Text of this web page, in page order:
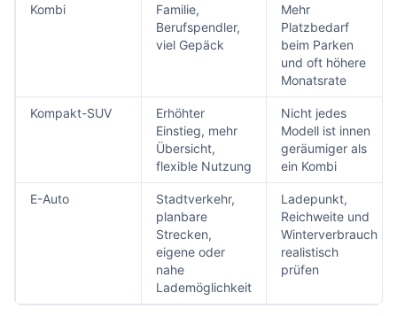
Kombi
Familie,
Berufspendler,
viel Gepäck
Mehr
Platzbedarf
beim Parken
und oft höhere
Monatsrate
Kompakt-SUV
Erhöhter
Einstieg, mehr
Übersicht,
flexible Nutzung
Nicht jedes
Modell ist innen
geräumiger als
ein Kombi
E-Auto
Stadtverkehr,
planbare
Strecken,
eigene oder
nahe
Lademöglichkeit
Ladepunkt,
Reichweite und
Winterverbrauch
realistisch
prüfen